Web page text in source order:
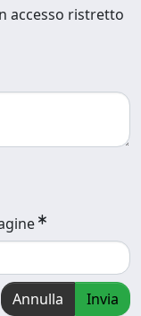
accesso ristretto
Annulla Invia